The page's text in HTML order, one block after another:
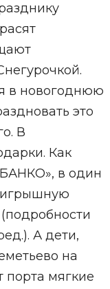
в новогоднюю
это
В
Как
в один
А дети,
на
порта мягкие